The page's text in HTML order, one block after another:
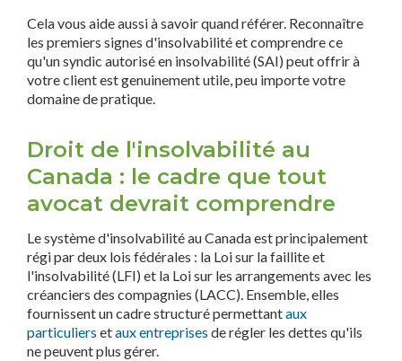
Cela vous aide aussi à savoir quand référer. Reconnaître
les premiers signes d'insolvabilité et comprendre ce
qu'un syndic autorisé en insolvabilité (SAI) peut offrir à
votre client est genuinement utile, peu importe votre
domaine de pratique.
Droit de l'insolvabilité au
Canada : le cadre que tout
avocat devrait comprendre
Le système d'insolvabilité au Canada est principalement
régi par deux lois fédérales : la Loi sur la faillite et
l'insolvabilité (LFI) et la Loi sur les arrangements avec les
créanciers des compagnies (LACC). Ensemble, elles
fournissent un cadre structuré permettantaux
particuliers etaux entreprises de régler les dettes qu'ils
ne peuvent plus gérer.